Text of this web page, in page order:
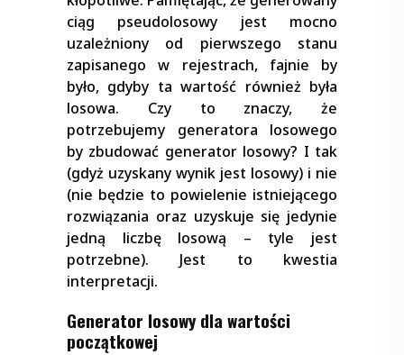
ciąg pseudolosowy jest mocno
uzależniony od pierwszego stanu
zapisanego w rejestrach, fajnie by
było, gdyby ta wartość również była
losowa. Czy to znaczy, że
potrzebujemy generatora losowego
by zbudować generator losowy? I tak
(gdyż uzyskany wynik jest losowy) i nie
(nie będzie to powielenie istniejącego
rozwiązania oraz uzyskuje się jedynie
jedną liczbę losową – tyle jest
potrzebne). Jest to kwestia
interpretacji.
Generator losowy dla wartości
początkowej